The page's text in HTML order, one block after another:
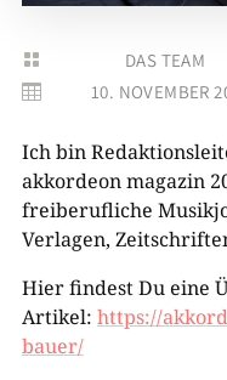
 DAS TEAM
 10. NOVEMBER
Ich bin
akkordeon magazin
freiberufliche
Verlagen,
Hier findest Du eine
Artikel: https://
bauer/